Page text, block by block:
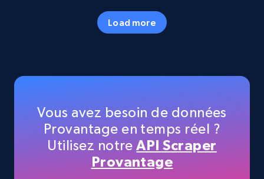
Specifications, Image urls, Top reviews, and
URL, Title, Available, Description, Currency, Initial
Load more
Vous avez besoin de données
Provantage en temps réel ?
Utilisez notreAPI Scraper
Provantage